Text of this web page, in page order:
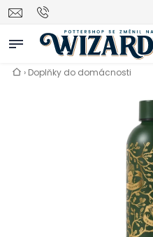
Vyhledávání
› Doplňky do domácnosti